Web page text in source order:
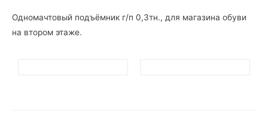
Одномачтовый подъёмник г/п 0,3тн., для магазина обуви
на втором этаже.